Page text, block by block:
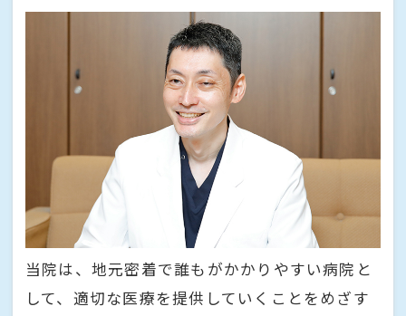
当院は、地元密着で誰もがかかりやすい病院と
して、適切な医療を提供していくことをめざす